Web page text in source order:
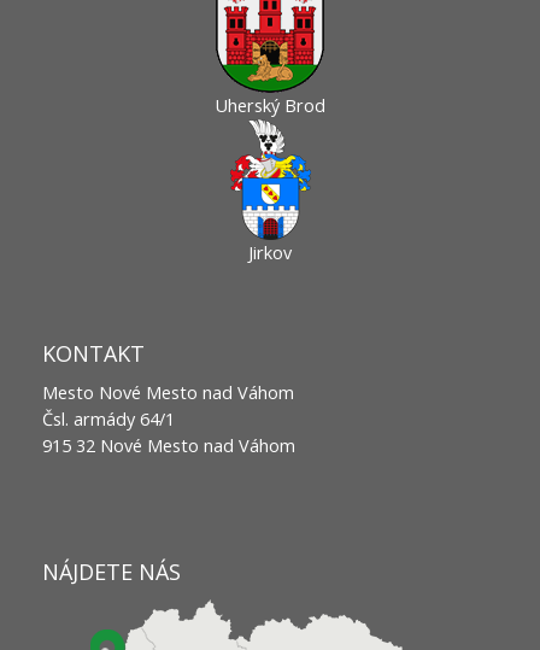
Uherský Brod
Jirkov
KONTAKT
Mesto Nové Mesto nad Váhom
Čsl. armády 64/1
915 32 Nové Mesto nad Váhom
NÁJDETE NÁS